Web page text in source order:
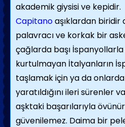
akademik giysisi ve kepidir.
Capitanoaşıklardan biridir
palavracı ve korkak bir
çağlarda başı
kurtulmayan İtalyanların
taşlamak için ya da
yaratıldığını ileri sürenler
aşktaki başarılarıyla
güvenilemez. Daima bir